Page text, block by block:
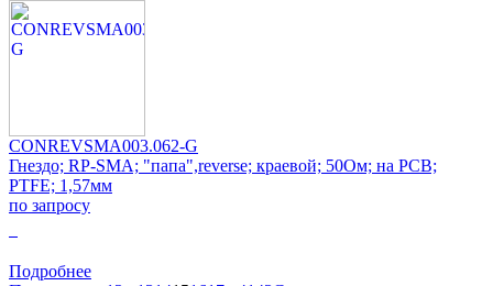
CONREVSMA003.062-G
Гнездо; RP-SMA; "папа",reverse; краевой; 50Ом; на PCB;
PTFE; 1,57мм
по запросу
Подробнее